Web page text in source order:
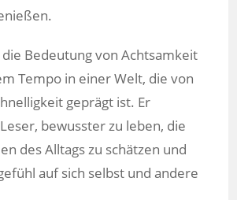
Bedeutung von Achtsamkeit
Tempo in einer Welt, die von
geprägt ist. Er
bewusster zu leben, die
des Alltags zu schätzen und
auf sich selbst und andere